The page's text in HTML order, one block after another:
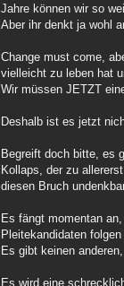
Jahre können wir so
Aber ihr denkt ja wohl
Change must come,
vielleicht zu leben hat
Wir müssen JETZT
Deshalb ist es jetzt
Begreift doch bitte, es
Kollaps, der zu
diesen Bruch
Es fängt momentan
Pleitekandidaten
Es gibt keinen
Es wird eine